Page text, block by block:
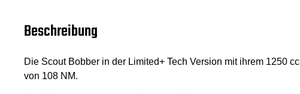
Beschreibung
Die Scout Bobber in der Limited+ Tech Version mit ihrem 1250
von 108 NM.